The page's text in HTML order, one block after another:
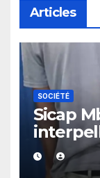
Articles
SOCIÉTÉ
Sicap
d’un
un bar